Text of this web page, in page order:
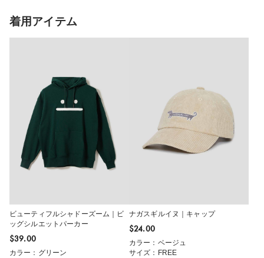
着用アイテム
ビューティフルシャドーズーム｜ビ
ッグシルエットパーカー
$‌39.00
カラー：グリーン
ナガスギルイヌ｜キャップ
$‌24.00
カラー：ベージュ
サイズ：FREE